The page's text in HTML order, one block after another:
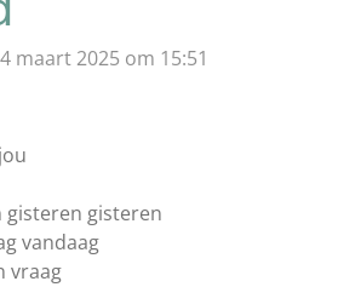
maart 2025 om 15:51
gisteren gisteren
vandaag
vraag